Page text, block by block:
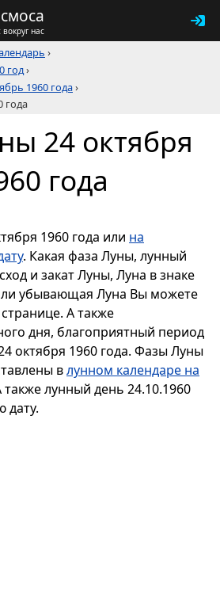
вокруг нас
›
год›
1960 года›
года
24 октября
года
1960 года или на
. Какая фаза Луны, лунный
и закат Луны, Луна в знаке
убывающая Луна Вы можете
А также
дня, благоприятный период
октября 1960 года. Фазы Луны
влунном календаре на
также лунный день 24.10.1960
дату.